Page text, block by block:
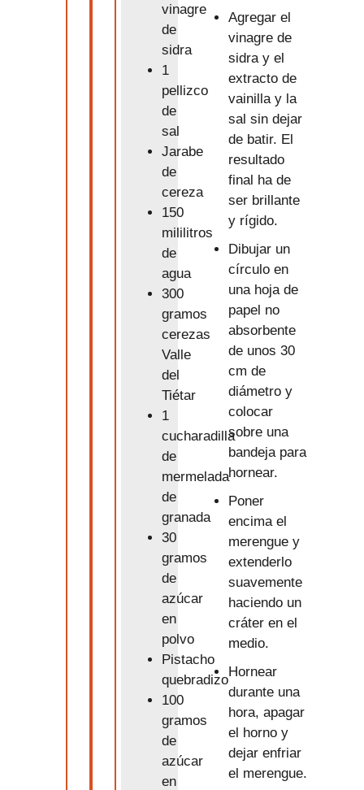
vinagre
de
sidra
1
pellizco
de
sal
Jarabe
de
cereza
150
mililitros
de
agua
300
gramos
cerezas
Valle
del
Tiétar
1
cucharadilla
de
mermelada
de
granada
30
gramos
de
azúcar
en
polvo
Pistacho
quebradizo
100
gramos
de
azúcar
en
Agregar el
vinagre de
sidra y el
extracto de
vainilla y la
sal sin dejar
de batir. El
resultado
final ha de
ser brillante
y rígido.
Dibujar un
círculo en
una hoja de
papel no
absorbente
de unos 30
cm de
diámetro y
colocar
sobre una
bandeja para
hornear.
Poner
encima el
merengue y
extenderlo
suavemente
haciendo un
cráter en el
medio.
Hornear
durante una
hora, apagar
el horno y
dejar enfriar
el merengue.